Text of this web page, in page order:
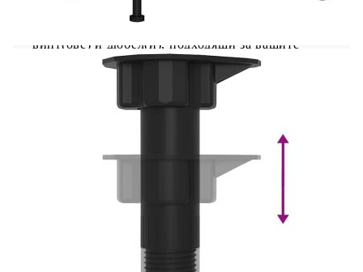
знае:Винт(ове) и щепсел(и) за вътрешността на
винт(ове) и дюбел(и), подходящи за вашите
стени. Ако не сте сигурни, потърсете
професионална помощ. Прочетете и следвайте
внимателно всяка стъпка от инструкциите.
Цвят: Кафяв дъб
Общи размери: 75,5 x 75,5 x 81,5 cм (Ш x Д
Максимален капацитет на теглото: 70 кг
Име на района: Lucca